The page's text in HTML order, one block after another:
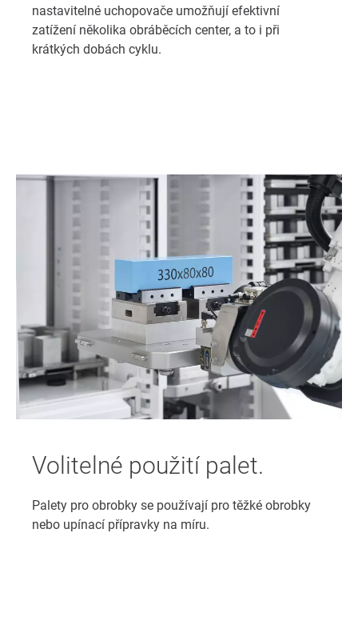
nastavitelné uchopovače umožňují efektivní
zatížení několika obráběcích center, a to i při
krátkých dobách cyklu.
Volitelné použití palet.
Palety pro obrobky se používají pro těžké obrobky
nebo upínací přípravky na míru.